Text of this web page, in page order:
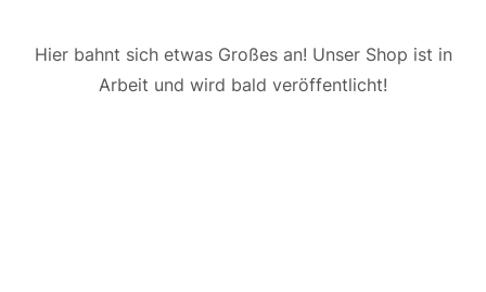
Hier bahnt sich etwas Großes an! Unser Shop ist in
Arbeit und wird bald veröffentlicht!